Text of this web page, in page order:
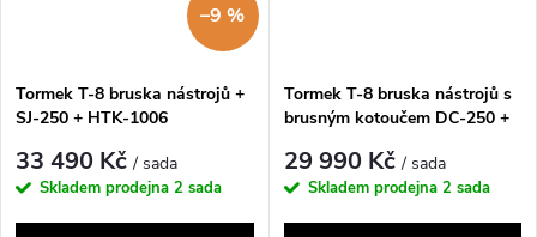
–9 %
Tormek T-8 bruska nástrojů +
SJ-250 + HTK-1006
33 490 Kč/ sada
Skladem prodejna 2 sada
Tormek T-8 bruska nástrojů s
brusným kotoučem DC-250 +
29 990 Kč/ sada
Skladem prodejna 2 sada